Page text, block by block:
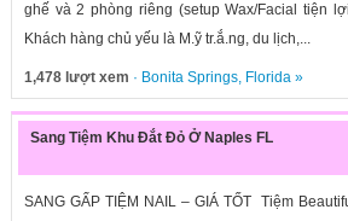
ghế và 2 phòng riêng (setup Wax/Facial tiện
Khách hàng chủ yếu là M.ỹ tr.ắ.ng, du lịch,...
1,478 lượt xem · Bonita Springs, Florida»
Sang Tiệm Khu Đắt Đỏ Ở Naples FL
SANG GẤP TIỆM NAIL – GIÁ TỐT Tiệm